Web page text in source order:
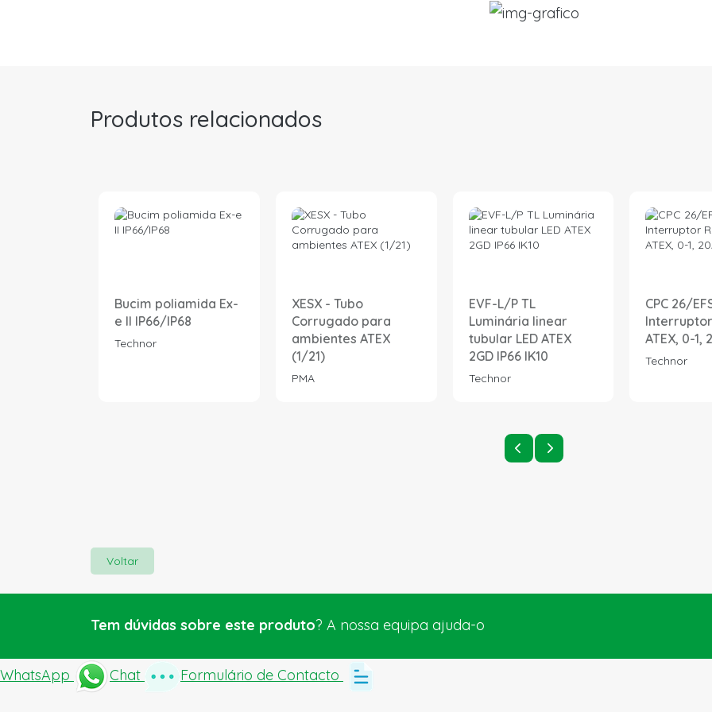
Produtos relacionados
Bucim poliamida Ex-
e II IP66/IP68
Technor
XESX - Tubo
Corrugado para
ambientes ATEX
(1/21)
PMA
EVF-L/P TL
Luminária linear
tubular LED ATEX
2GD IP66 IK10
Technor
CPC 26/
ATEX, 0-1,
Technor
Voltar
Tem dúvidas sobre este produto? A nossa equipa ajuda-o
WhatsApp Chat Formulário de Contacto